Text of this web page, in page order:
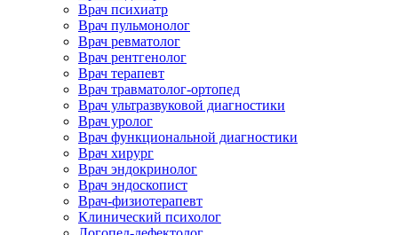
Врач психиатр
Врач пульмонолог
Врач ревматолог
Врач рентгенолог
Врач терапевт
Врач травматолог-ортопед
Врач ультразвуковой диагностики
Врач уролог
Врач функциональной диагностики
Врач хирург
Врач эндокринолог
Врач эндоскопист
Врач-физиотерапевт
Клинический психолог